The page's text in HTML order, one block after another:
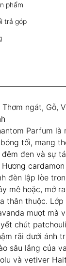
phẩm
trả góp
Thơm ngát, Gỗ,
Parfum là
tối, mang
đen và sự
đèn lập lòe
mê hoặc, mở
thân thuộc. Lớp
mượt mà
chút
rãi dưới ánh
sâu lắng của
và vetiver